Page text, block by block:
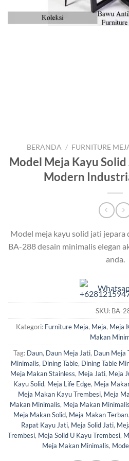
BERANDA / FURNITURE
Model Meja Kayu
Modern
Model meja kayu solid jati
BA-288 desain minimalis elegan
anda.
SKU: BA-
Kategori: Furniture Meja, Meja, Meja
Makan
Tag: Daun, Daun Meja Jati, Daun Meja
Minimalis, Dining Table, Dining Table
Meja Makan Stainless, Meja Jati, Meja
Kayu Solid, Meja Life Edge, Meja
Meja Makan Kayu Trembesi, Meja
Makan Minimalis, Meja Makan
Meja Makan Solid, Meja Makan
Rapat Kayu Jati, Meja Solid Jati,
Trembesi, Meja Solid U Kayu Trembesi,
Meja Makan Minimalis,